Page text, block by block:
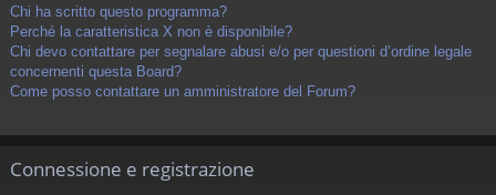
Chi ha scritto questo programma?
Perché la caratteristica X non è disponibile?
Chi devo contattare per segnalare abusi e/o per questioni d’ordine legale
concernenti questa Board?
Come posso contattare un amministratore del Forum?
Connessione e registrazione